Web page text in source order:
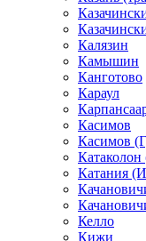
Калязин
Камышин
Канготово
Караул
Касимов
Касимов
Катаколон
Катания
Келло
Кижи